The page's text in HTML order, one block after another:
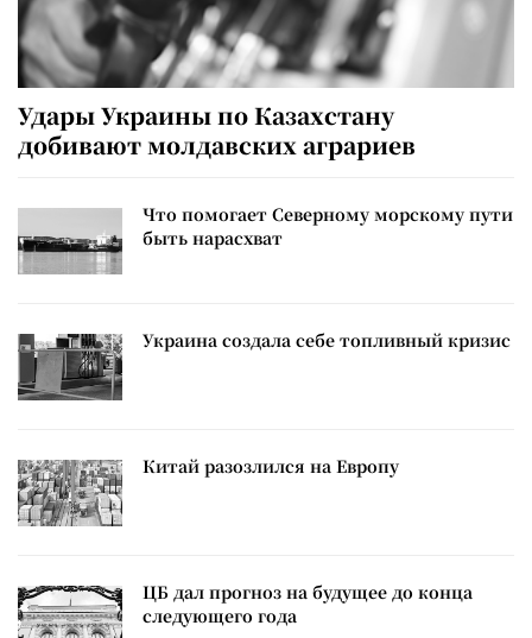
Удары Украины по Казахстану
добивают молдавских аграриев
Что помогает Северному морскому пути
быть нарасхват
Украина создала себе топливный кризис
Китай разозлился на Европу
ЦБ дал прогноз на будущее до конца
следующего года